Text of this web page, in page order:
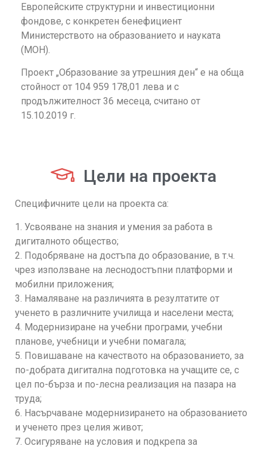
Европейските структурни и инвестиционни
фондове, с конкретен бенефициент
Министерството на образованието и науката
(МОН).
Проект „Образование за утрешния ден“ е на обща
стойност от 104 959 178,01 лева и с
продължителност 36 месеца, считано от
15.10.2019 г.
Цели на проекта
Специфичните цели на проекта са:
1. Усвояване на знания и умения за работа в
дигиталното общество;
2. Подобряване на достъпа до образование, в т.ч.
чрез използване на леснодостъпни платформи и
мобилни приложения;
3. Намаляване на различията в резултатите от
ученето в различните училища и населени места;
4. Модернизиране на учебни програми, учебни
планове, учебници и учебни помагала;
5. Повишаване на качеството на образованието, за
по-добрата дигитална подготовка на учащите се, с
цел по-бърза и по-лесна реализация на пазара на
труда;
6. Насърчаване модернизирането на образованието
и ученето през целия живот;
7. Осигуряване на условия и подкрепа за